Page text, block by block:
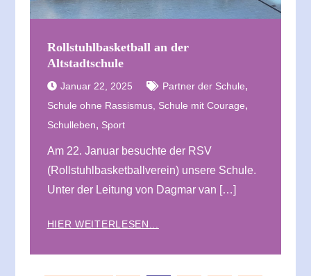
Rollstuhlbasketball an der
Altstadtschule
Januar 22, 2025 Partner der Schule,
Schule ohne Rassismus, Schule mit Courage,
Schulleben, Sport
Am 22. Januar besuchte der RSV
(Rollstuhlbasketballverein) unsere Schule.
Unter der Leitung von Dagmar van […]
HIER WEITERLESEN...